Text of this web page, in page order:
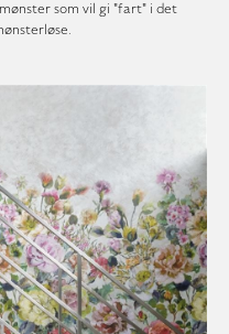
som vil gi "fart" i det